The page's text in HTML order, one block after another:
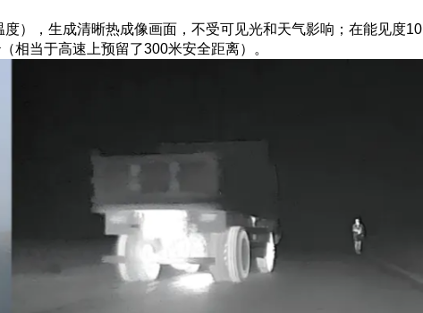
），生成清晰热成像画面，不受可见光和天气影响；在能见度10
相当于高速上预留了300米安全距离）。